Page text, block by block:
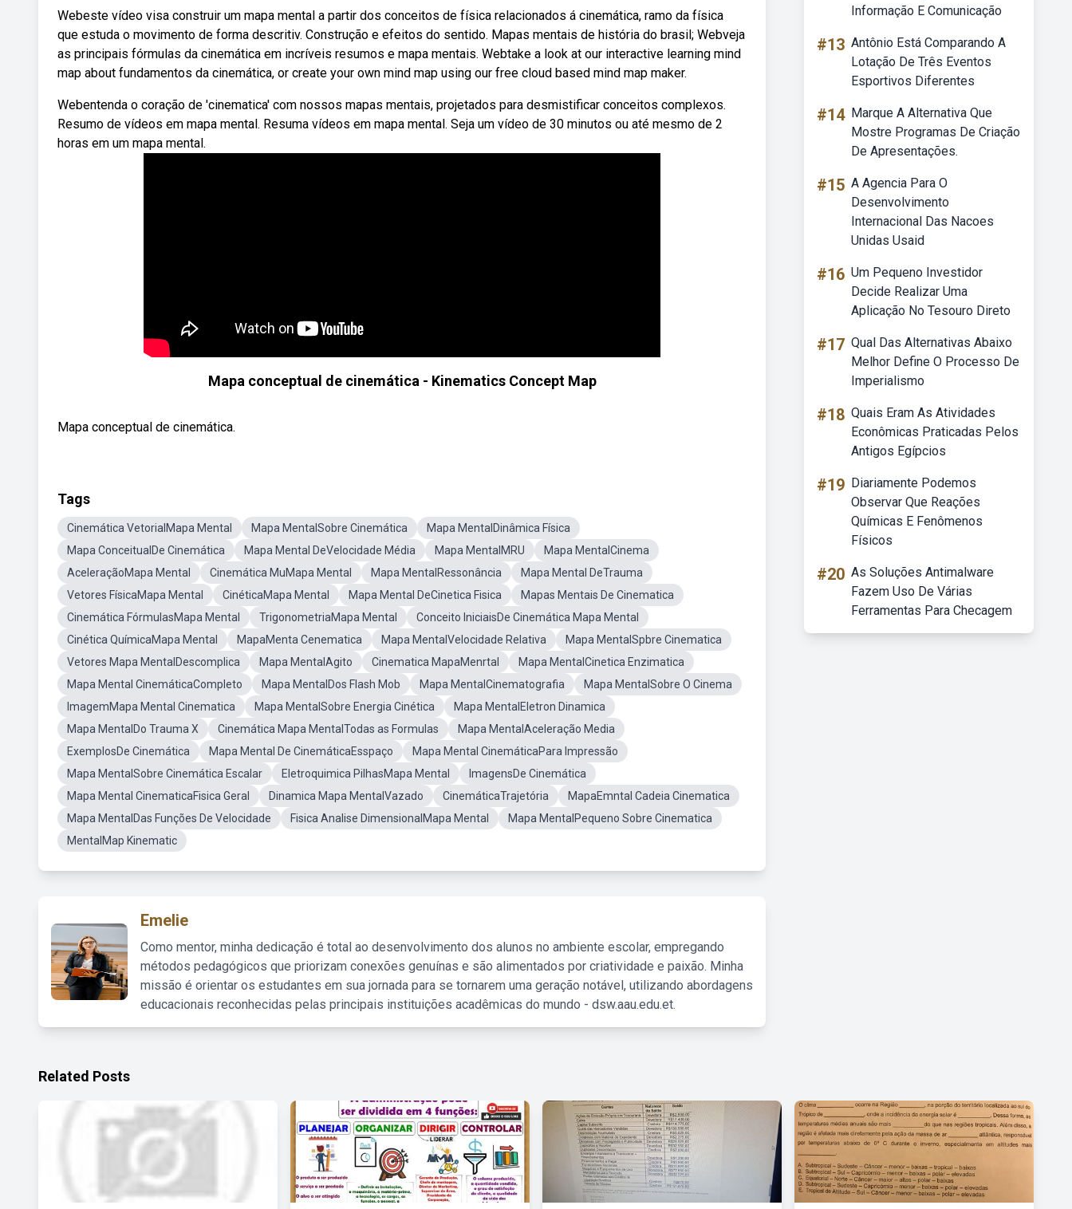
Webeste vídeo visa construir um mapa mental a partir dos conceitos de física relacionados á cinemática, ramo da física
que estuda o movimento de forma descritiv. Construção e efeitos do sentido. Mapas mentais de história do brasil; Webveja
as principais fórmulas da cinemática em incríveis resumos e mapa mentais. Webtake a look at our interactive learning mind
map about fundamentos da cinemática, or create your own mind map using our free cloud based mind map maker.
Webentenda o coração de 'cinematica' com nossos mapas mentais, projetados para desmistificar conceitos complexos.
Resumo de vídeos em mapa mental. Resuma vídeos em mapa mental. Seja um vídeo de 30 minutos ou até mesmo de 2
horas em um mapa mental.
Mapa conceptual de cinemática - Kinematics Concept Map
Mapa conceptual de cinemática.
Tags
Cinemática VetorialMapa Mental Mapa MentalSobre Cinemática
Mapa MentalDinâmica Física
Mapa ConceitualDe Cinemática
Mapa Mental DeVelocidade Média Mapa MentalMRU
Mapa MentalCinema
AceleraçãoMapa Mental
Cinemática MuMapa Mental Mapa MentalRessonância
Mapa Mental DeTrauma
Vetores FísicaMapa Mental
CinéticaMapa Mental Mapa Mental DeCinetica Fisica
Mapas Mentais De Cinematica
Cinemática FórmulasMapa Mental
TrigonometriaMapa Mental
Conceito IniciaisDe Cinemática Mapa Mental
Cinética QuímicaMapa Mental
MapaMenta Cenematica Mapa MentalVelocidade Relativa
Mapa MentalSpbre Cinematica
Vetores Mapa MentalDescomplica
Mapa MentalAgito Cinematica MapaMenrtal
Mapa MentalCinetica Enzimatica
Mapa Mental CinemáticaCompleto
Mapa MentalDos Flash Mob Mapa MentalCinematografia
Mapa MentalSobre O Cinema
ImagemMapa Mental Cinematica
Mapa MentalSobre Energia Cinética
Mapa MentalEletron Dinamica
Mapa MentalDo Trauma X
Cinemática Mapa MentalTodas as Formulas
Mapa MentalAceleração Media
ExemplosDe Cinemática
Mapa Mental De CinemáticaEsspaço
Mapa Mental CinemáticaPara Impressão
Mapa MentalSobre Cinemática Escalar
Eletroquimica PilhasMapa Mental
ImagensDe Cinemática
Mapa Mental CinematicaFisica Geral
Dinamica Mapa MentalVazado CinemáticaTrajetória
MapaEmntal Cadeia Cinematica
Mapa MentalDas Funções De Velocidade
Fisica Analise DimensionalMapa Mental
Mapa MentalPequeno Sobre Cinematica
MentalMap Kinematic
Emelie
Como mentor, minha dedicação é total ao desenvolvimento dos alunos no ambiente escolar, empregando
métodos pedagógicos que priorizam conexões genuínas e são alimentados por criatividade e paixão. Minha
missão é orientar os estudantes em sua jornada para se tornarem uma geração notável, utilizando abordagens
educacionais reconhecidas pelas principais instituições acadêmicas do mundo - dsw.aau.edu.et.
Informação E Comunicação
#13 Antônio Está Comparando A
Lotação De Três Eventos
Esportivos Diferentes
#14 Marque A Alternativa Que
Mostre Programas De Criação
De Apresentações.
#15 A Agencia Para O
Desenvolvimento
Internacional Das Nacoes
Unidas Usaid
#16 Um Pequeno Investidor
Decide Realizar Uma
Aplicação No Tesouro Direto
#17 Qual Das Alternativas Abaixo
Melhor Define O Processo De
Imperialismo
#18 Quais Eram As Atividades
Econômicas Praticadas Pelos
Antigos Egípcios
#19 Diariamente Podemos
Observar Que Reações
Químicas E Fenômenos
Físicos
#20 As Soluções Antimalware
Fazem Uso De Várias
Ferramentas Para Checagem
Related Posts